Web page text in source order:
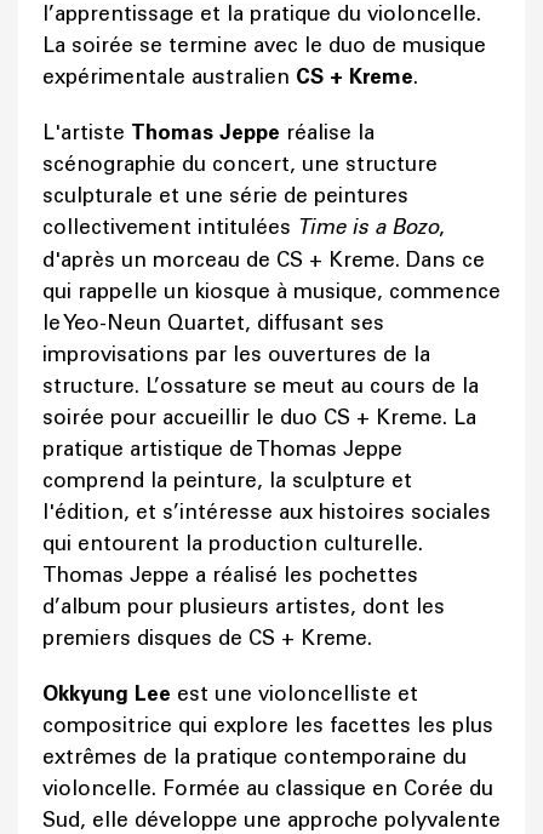
l’apprentissage et la pratique du violoncelle.
La soirée se termine avec le duo de musique
expérimentale australien CS + Kreme.
L'artiste Thomas Jeppe réalise la
scénographie du concert, une structure
sculpturale et une série de peintures
collectivement intitulées Time is a Bozo,
d'après un morceau de CS + Kreme. Dans ce
qui rappelle un kiosque à musique, commence
le Yeo-Neun Quartet, diffusant ses
improvisations par les ouvertures de la
structure. L’ossature se meut au cours de la
soirée pour accueillir le duo CS + Kreme. La
pratique artistique de Thomas Jeppe
comprend la peinture, la sculpture et
l'édition, et s’intéresse aux histoires sociales
qui entourent la production culturelle.
Thomas Jeppe a réalisé les pochettes
d’album pour plusieurs artistes, dont les
premiers disques de CS + Kreme.
Okkyung Lee est une violoncelliste et
compositrice qui explore les facettes les plus
extrêmes de la pratique contemporaine du
violoncelle. Formée au classique en Corée du
Sud, elle développe une approche polyvalente